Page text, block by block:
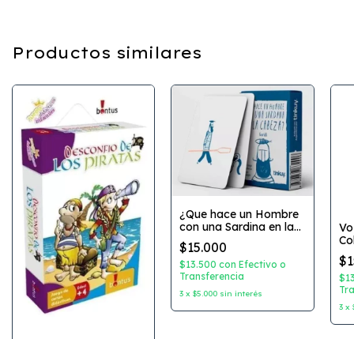
Productos similares
¿Que hace un Hombre
con una Sardina en la
Cabeza? Coleccion:
Libro Juego Autor:
Guridi Editorial: Tinkuy
$15.000
$13.500con Efectivo o
Transferencia
3 x$5.000 sin interés
3 x